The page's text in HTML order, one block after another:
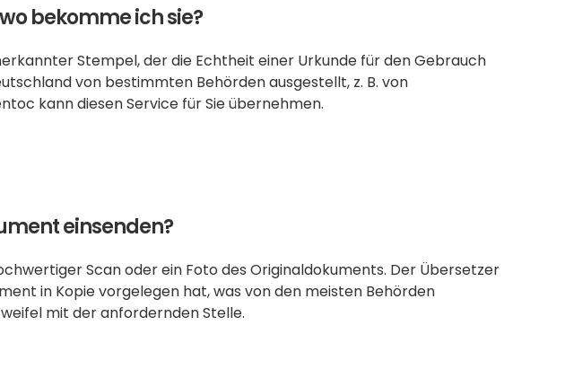
bekomme ich sie?
Stempel, der die Echtheit einer Urkunde für den Gebrauch
von bestimmten Behörden ausgestellt, z. B. von
kann diesen Service für Sie übernehmen.
einsenden?
Scan oder ein Foto des Originaldokuments. Der Übersetzer
in Kopie vorgelegen hat, was von den meisten Behörden
mit der anfordernden Stelle.